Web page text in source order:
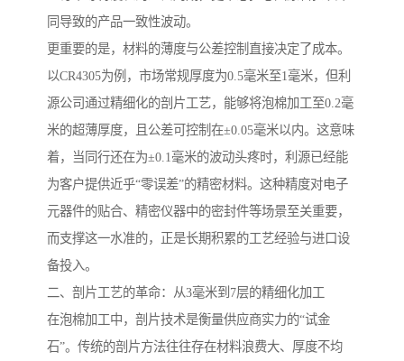
同导致的产品一致性波动。
更重要的是，材料的薄度与公差控制直接决定了成本。
以CR4305为例，市场常规厚度为0.5毫米至1毫米，但利
源公司通过精细化的剖片工艺，能够将泡棉加工至0.2毫
米的超薄厚度，且公差可控制在±0.05毫米以内。这意味
着，当同行还在为±0.1毫米的波动头疼时，利源已经能
为客户提供近乎“零误差”的精密材料。这种精度对电子
元器件的贴合、精密仪器中的密封件等场景至关重要，
而支撑这一水准的，正是长期积累的工艺经验与进口设
备投入。
二、剖片工艺的革命：从3毫米到7层的精细化加工
在泡棉加工中，剖片技术是衡量供应商实力的“试金
石”。传统的剖片方法往往存在材料浪费大、厚度不均